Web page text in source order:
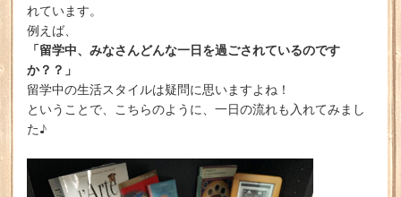
れています。
例えば、
「留学中、みなさんどんな一日を過ごされているのです
か？？」
留学中の生活スタイルは疑問に思いますよね！
ということで、こちらのように、一日の流れも入れてみまし
た♪